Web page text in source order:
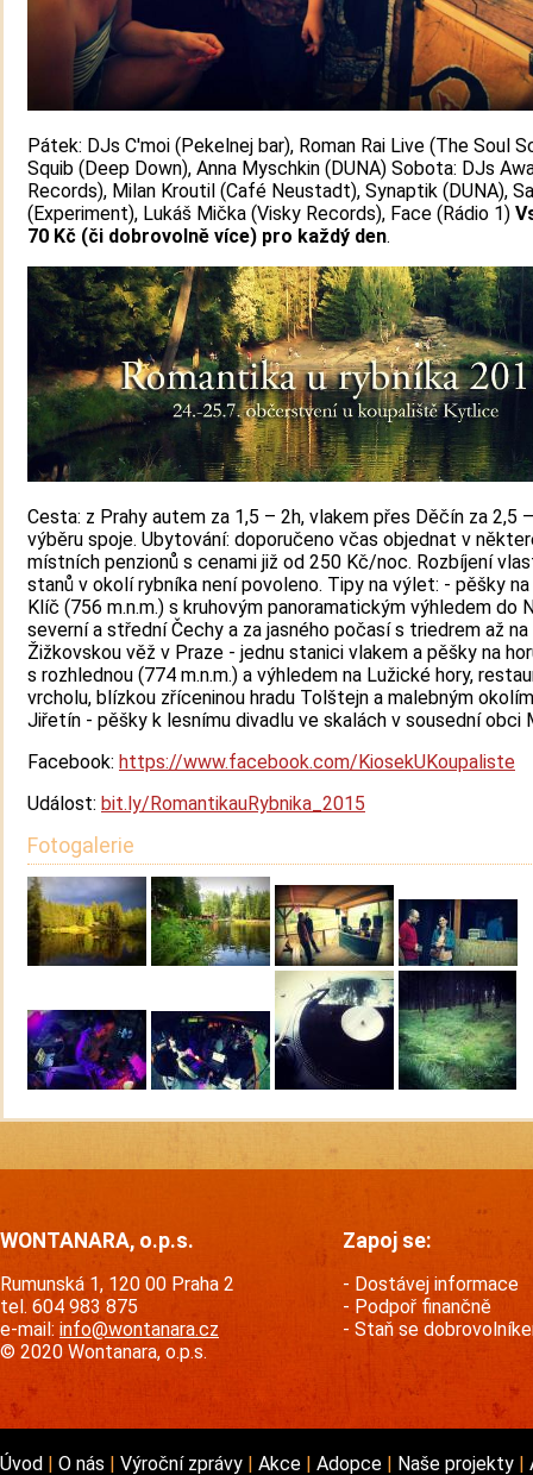
Pátek: DJs C'moi (Pekelnej bar), Roman Rai Live (The Soul
Squib (Deep Down), Anna Myschkin (DUNA) Sobota: DJs
Records), Milan Kroutil (Café Neustadt), Synaptik (DUNA),
(Experiment), Lukáš Mička (Visky Records), Face (Rádio 1)
70 Kč (či dobrovolně více) pro každý den.
Cesta: z Prahy autem za 1,5 – 2h, vlakem přes Děčín za 2,5
výběru spoje. Ubytování: doporučeno včas objednat v
místních penzionů s cenami již od 250 Kč/noc. Rozbíjení
stanů v okolí rybníka není povoleno. Tipy na výlet: - pěšky
Klíč (756 m.n.m.) s kruhovým panoramatickým výhledem do
severní a střední Čechy a za jasného počasí s triedrem až na
Žižkovskou věž v Praze - jednu stanici vlakem a pěšky na
s rozhlednou (774 m.n.m.) a výhledem na Lužické hory,
vrcholu, blízkou zříceninou hradu Tolštejn a malebným
Jiřetín - pěšky k lesnímu divadlu ve skalách v sousední obci
Facebook: https://www.facebook.com/KiosekUKoupaliste
Událost: bit.ly/RomantikauRybnika_2015​
Fotogalerie
WONTANARA, o.p.s.
Rumunská 1, 120 00 Praha 2
tel. 604 983 875
e-mail: info@wontanara.cz
© 2020 Wontanara, o.p.s.
Zapoj se:
Dostávej informace
Podpoř finančně
Staň se
Úvod O nás Výroční zprávy Akce Adopce Naše projekty